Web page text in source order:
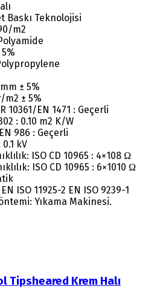
Baskı Teknolojisi
m2
± 5%
m2 ± 5%
10361/EN 1471 : Geçerli
: 0.10 m2 K/W
986 : Geçerli
kV
ISO CD 10965 : 4×108 Ω
ISO CD 10965 : 6×1010 Ω
ISO 11925-2 EN ISO 9239-1
Yıkama Makinesi.
Tipsheared Krem Halı